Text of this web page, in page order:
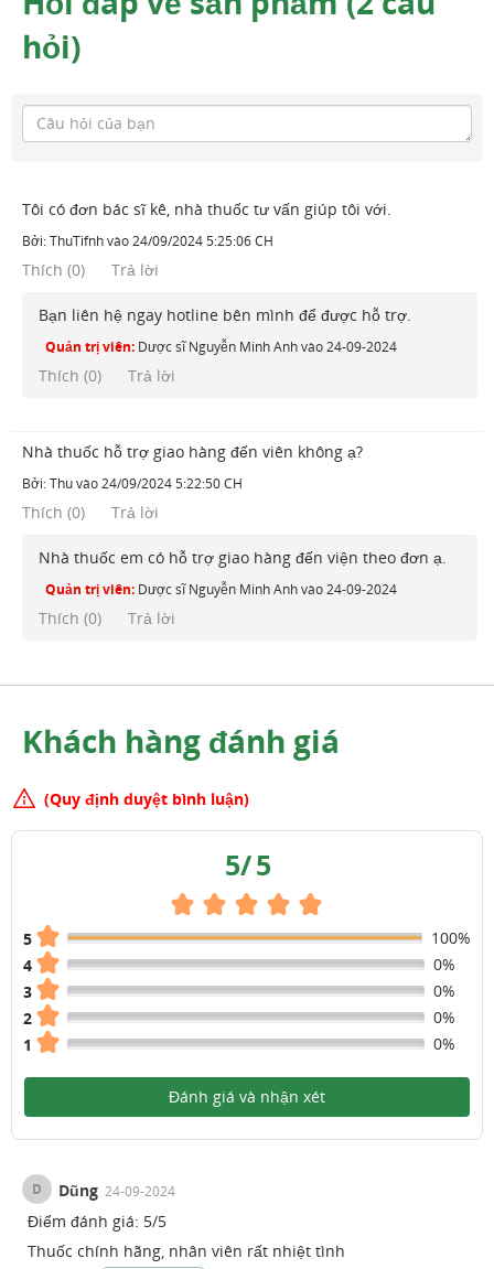
hỏi)
Tôi có đơn bác sĩ kê, nhà thuốc tư vấn giúp tôi với.
Bởi:ThuTifnhvào24/09/2024 5:25:06 CH
Thích (0) Trả lời
Bạn liên hệ ngay hotline bên mình để được hỗ trợ.
Quản trị viên: Dược sĩ Nguyễn Minh Anhvào24-09-2024
Thích (0) Trả lời
Nhà thuốc hỗ trợ giao hàng đến viên không ạ?
Bởi:Thuvào24/09/2024 5:22:50 CH
Thích (0) Trả lời
Nhà thuốc em có hỗ trợ giao hàng đến viện theo đơn ạ.
Quản trị viên: Dược sĩ Nguyễn Minh Anhvào24-09-2024
Thích (0) Trả lời
Khách hàng đánh giá
(Quy định duyệt bình luận)
5/5
5
100%
4
0%
3
0%
2
0%
1
0%
Đánh giá và nhận xét
D Dũng 24-09-2024
Điểm đánh giá: 5/5
Thuốc chính hãng, nhân viên rất nhiệt tình